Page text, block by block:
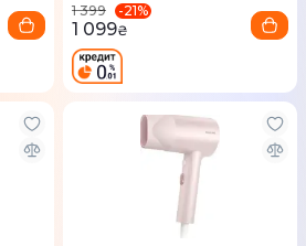
1 399
-21%
1 099₴